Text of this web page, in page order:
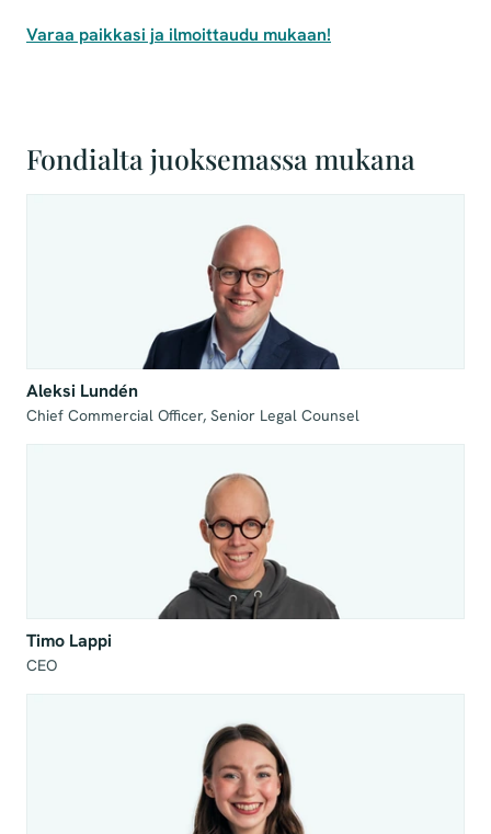
Varaa paikkasi ja ilmoittaudu mukaan!⁠
Fondialta juoksemassa mukana
Aleksi Lundén
Chief Commercial Officer, Senior Legal Counsel
Timo Lappi
CEO